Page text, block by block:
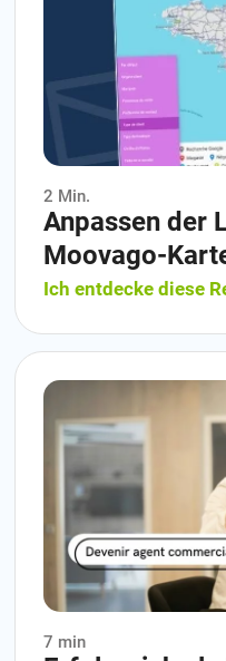
2 Min.
Anpassen der
Moovago-
Ich entdecke diese
7 min